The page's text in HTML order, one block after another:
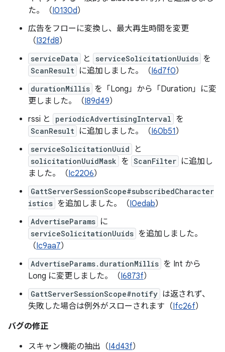
た。（I0130d）
広告をフローに変換し、最大再生時間を変更
（I32fd8）
serviceData と serviceSolicitationUuids を
ScanResult に追加しました。（I6d7f0）
durationMillis を「Long」から「Duration」に変
更しました。（I89d49）
rssi と
periodicAdvertisingInterval を
ScanResult に追加しました。（I60b51）
serviceSolicitationUuid と
solicitationUuidMask を ScanFilter に追加し
ました。（Ic2206）
GattServerSessionScope#subscribedCharacter
istics を追加しました。（I0edab）
AdvertiseParams に
serviceSolicitationUuids を追加しました。
（Ic9aa7）
AdvertiseParams.durationMillis を Int から
Long に変更しました。（I6873f）
GattServerSessionScope#notify は返されず、
失敗した場合は例外がスローされます（Ifc26f）
バグの修正
スキャン機能の抽出（I4d43f）